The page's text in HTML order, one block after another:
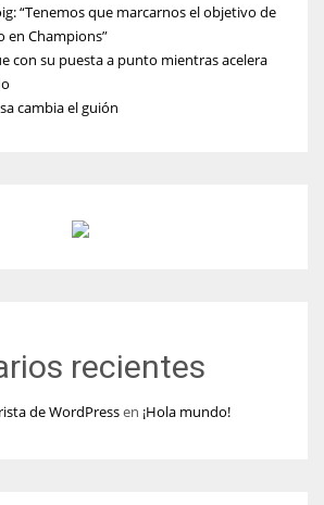
“Tenemos que marcarnos el objetivo de
en Champions”
con su puesta a punto mientras acelera
cambia el guión
recientes
de WordPressen ¡Hola mundo!